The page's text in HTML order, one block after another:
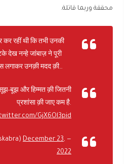
محققة وربما قاتلة.
कर रहीं थी कि तभी उनकी
देख नन्हे जांबाज़ ने पूरी
लगाकर उनक़ी मदद क़ी…
बूझ और हिम्मत क़ी जितनी
प्रशांसा क़ी जाए कम है.
GjX6Ol3pid
— Dipanshu Kabra (@ipskabra)
December 23,
2022